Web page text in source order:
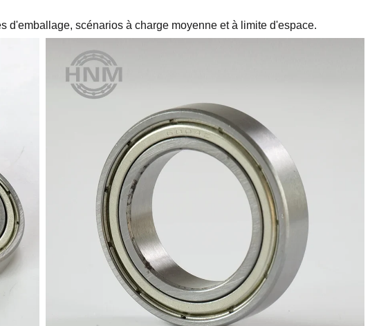
d'emballage, scénarios à charge moyenne et à limite d'espace.